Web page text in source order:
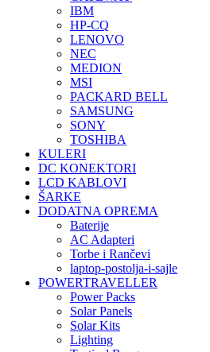
IBM
HP-CQ
LENOVO
NEC
MEDION
MSI
PACKARD BELL
SAMSUNG
SONY
TOSHIBA
KULERI
DC KONEKTORI
LCD KABLOVI
ŠARKE
DODATNA OPREMA
Baterije
AC Adapteri
Torbe i Rančevi
laptop-postolja-i-sajle
POWERTRAVELLER
Power Packs
Solar Panels
Solar Kits
Lighting